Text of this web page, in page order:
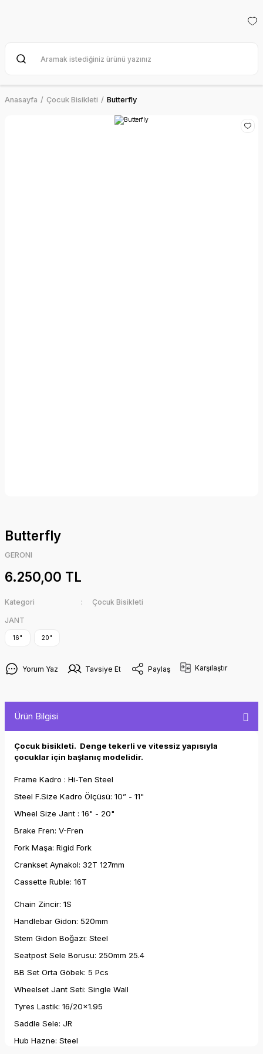
Anasayfa Çocuk Bisikleti Butterfly
Butterfly
GERONI
6.250,00 TL
Kategori Çocuk Bisikleti
JANT
16" 20"
Yorum Yaz Tavsiye Et Paylaş Karşılaştır
Ürün Bilgisi
Çocuk bisikleti. Denge tekerli ve vitessiz yapısıyla
çocuklar için başlanıç modelidir.
Frame Kadro : Hi-Ten Steel
Steel F.Size Kadro Ölçüsü: 10” - 11"
Wheel Size Jant : 16" - 20"
Brake Fren: V-Fren
Fork Maşa: Rigid Fork
Crankset Aynakol: 32T 127mm
Cassette Ruble: 16T
Chain Zincir: 1S
Handlebar Gidon: 520mm
Stem Gidon Boğazı: Steel
Seatpost Sele Borusu: 250mm 25.4
BB Set Orta Göbek: 5 Pcs
Wheelset Jant Seti: Single Wall
Tyres Lastik: 16/20x1.95
Saddle Sele: JR
Hub Hazne: Steel